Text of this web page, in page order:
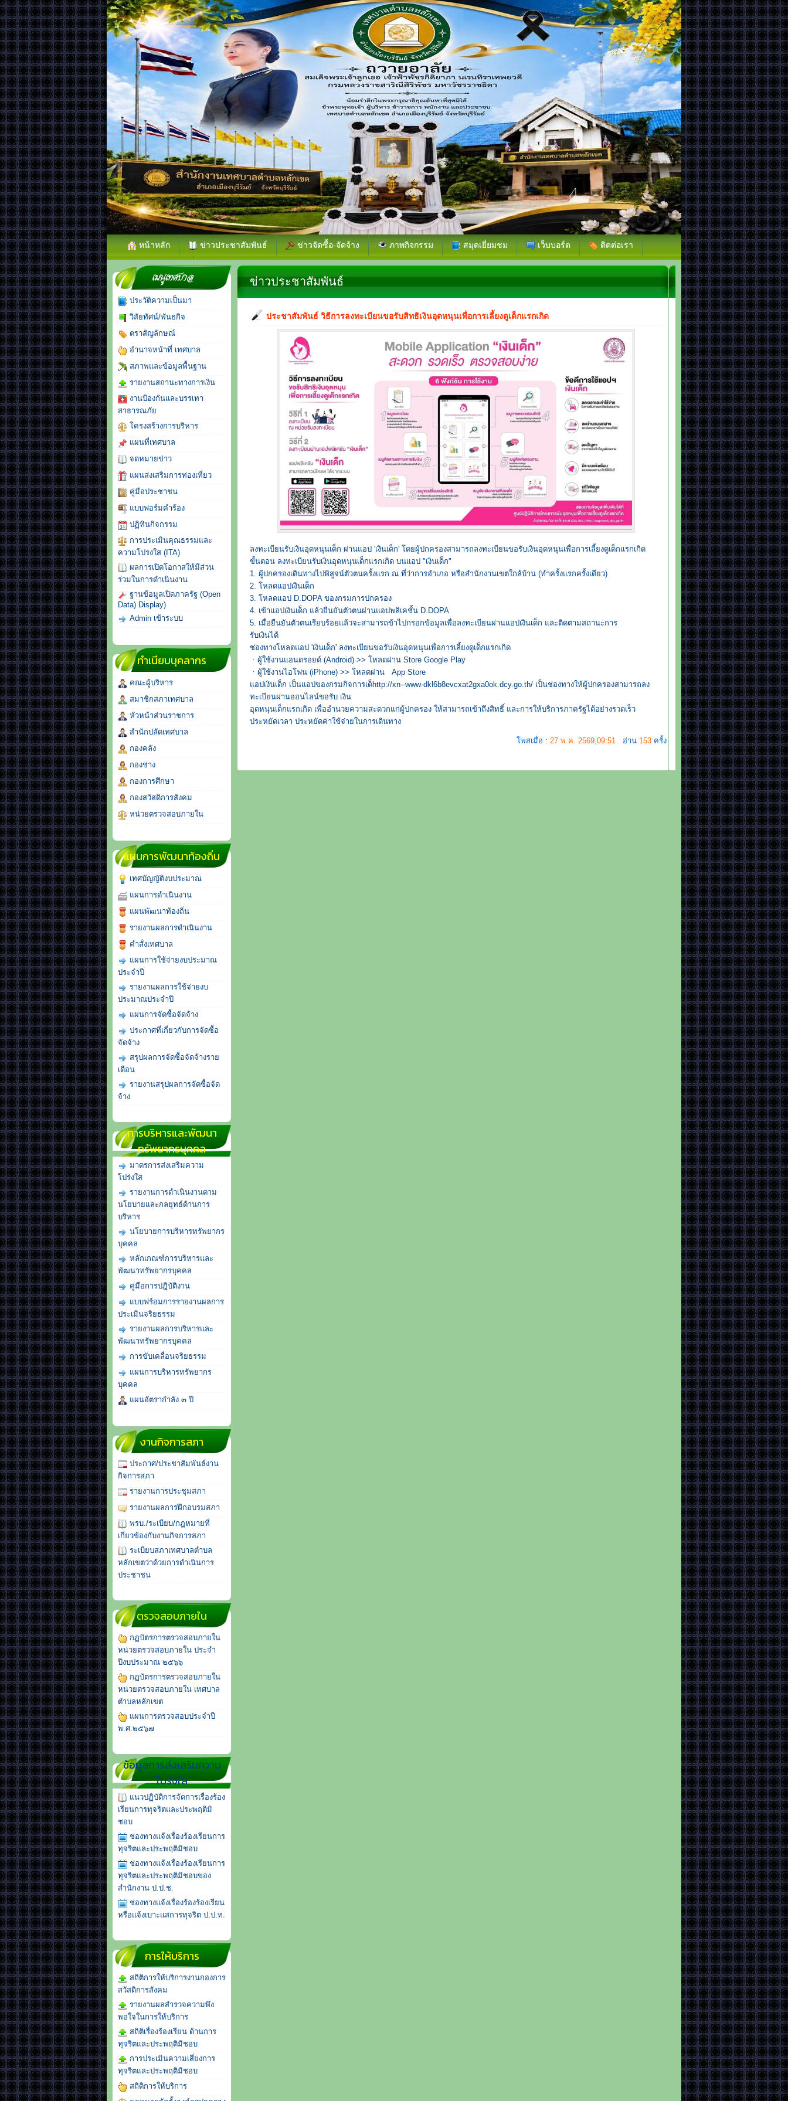
หน้าหลัก ข่าวประชาสัมพันธ์ ข่าวจัดซื้อ-จัดจ้าง ภาพกิจกรรม สมุดเยี่ยมชม เว็บบอร์ด ติดต่อเรา
จดหมายข่าว
ประวัติความเป็นมา
วิสัยทัศน์/พันธกิจ
ตราสัญลักษณ์
อำนาจหน้าที่ เทศบาล
สภาพและข้อมูลพื้นฐาน
รายงานสถานะทางการเงิน
งานป้องกันและบรรเทา
สาธารณภัย
โครงสร้างการบริหาร
แผนที่เทศบาล
จดหมายข่าว
แผนส่งเสริมการท่องเที่ยว
คู่มือประชาชน
แบบฟอร์มคำร้อง
ปฏิทินกิจกรรม
การประเมินคุณธรรมและ
ความโปรงใส (ITA)
ผลการเปิดโอกาสให้มีส่วน
ร่วมในการดำเนินงาน
ฐานข้อมูลเปิดภาครัฐ (Open
Data) Display)
Admin เข้าระบบ
ทำเนียบบุคลากร
คณะผู้บริหาร
สมาชิกสภาเทศบาล
หัวหน้าส่วนราชการ
สำนักปลัดเทศบาล
กองคลัง
กองช่าง
กองการศึกษา
กองสวัสดิการสังคม
หน่วยตรวจสอบภายใน
แผนการพัฒนาท้องถิ่น
เทศบัญญัติงบประมาณ
แผนการดำเนินงาน
แผนพัฒนาท้องถิ่น
รายงานผลการดำเนินงาน
คำสั่งเทศบาล
แผนการใช้จ่ายงบประมาณ
ประจำปี
รายงานผลการใช้จ่ายงบ
ประมาณประจำปี
แผนการจัดซื้อจัดจ้าง
ประกาศที่เกี่ยวกับการจัดซื้อ
จัดจ้าง
สรุปผลการจัดซื้อจัดจ้างราย
เดือน
รายงานสรุปผลการจัดซื้อจัด
จ้าง
การบริหารและพัฒนา
ทรัพยากรบุคคล
มาตรการส่งเสริมความ
โปร่งใส
รายงานการดำเนินงานตาม
นโยบายและกลยุทธ์ด้านการ
บริหาร
นโยบายการบริหารทรัพยากร
บุคคล
หลักเกณฑ์การบริหารและ
พัฒนาทรัพยากรบุคคล
คู่มือการปฎิบัติงาน
แบบฟร์อมการรายงานผลการ
ประเมินจริยธรรม
รายงานผลการบริหารและ
พัฒนาทรัพยากรบุคคล
การขับเคลื่อนจริยธรรม
แผนการบริหารทรัพยากร
บุคคล
แผนอัตรากำลัง ๓ ปี
งานกิจการสภา
ประกาศ/ประชาสัมพันธ์งาน
กิจการสภา
รายงานการประชุมสภา
รายงานผลการฝึกอบรมสภา
พรบ./ระเบียบ/กฎหมายที่
เกี่ยวข้องกับงานกิจการสภา
ระเบียบสภาเทศบาลตำบล
หลักเขตว่าด้วยการดำเนินการ
ประชาชน
ตรวจสอบภายใน
กฏบัตรการตรวจสอบภายใน
หน่วยตรวจสอบภายใน ประจำ
ปีงบประมาณ ๒๕๖๖
กฏบัตรการตรวจสอบภายใน
หน่วยตรวจสอบภายใน เทศบาล
ตำบลหลักเขต
แผนการตรวจสอบประจำปี
พ.ศ.๒๕๖๗
ข้อมูลการส่งเสริมความ
โปร่งใส
แนวปฏิบัติการจัดการเรื่องร้อง
เรียนการทุจริตและประพฤติมิ
ชอบ
ช่องทางแจ้งเรื่องร้องเรียนการ
ทุจริตและประพฤติมิชอบ
ช่องทางแจ้งเรื่องร้องเรียนการ
ทุจริตและประพฤติมิชอบของ
สำนักงาน ป.ป.ช.
ช่องทางแจ้งเรื่องร้องร้องเรียน
หรือแจ้งเบาะแสการทุจริต ป.ป.ท.
การให้บริการ
สถิติการให้บริการงานกองการ
สวัสดิการสังคม
รายงานผลสำรวจความพึง
พอใจในการให้บริการ
สถิติเรื่องร้องเรียน ด้านการ
ทุจริตและประพฤติมิชอบ
การประเมินความเสี่ยงการ
ทุจริตและประพฤติมิชอบ
สถิติการให้บริการ
ข่าวประชาสัมพันธ์
ประชาสัมพันธ์ วิธีการลงทะเบียนขอรับสิทธิเงินอุดหนุนเพื่อการเลี้ยงดูเด็กแรกเกิด
ลงทะเบียนรับเงินอุดหนุนเด็ก ผ่านแอป 'เงินเด็ก' โดยผู้ปกครองสามารถลงทะเบียนขอรับเงินอุดหนุนเพื่อการเลี้ยงดูเด็กแรกเกิด
ขั้นตอน ลงทะเบียนรับเงินอุดหนุนเด็กแรกเกิด บนแอป "เงินเด็ก"
1. ผู้ปกครองเดินทางไปพิสูจน์ตัวตนครั้งแรก ณ ที่ว่าการอำเภอ หรือสำนักงานเขตใกล้บ้าน (ทำครั้งแรกครั้งเดียว)
2. โหลดแอปเงินเด็ก
3. โหลดแอป D.DOPA ของกรมการปกครอง
4. เข้าแอปเงินเด็ก แล้วยืนยันตัวตนผ่านแอปพลิเคชั้น D.DOPA
5. เมื่อยืนยันตัวตนเรียบร้อยแล้วจะสามารถข้าไปกรอกข้อมูลเพื่อลงทะเบียนผ่านแอปเงินเด็ก และติดตามสถานะการ
รับเงินได้
ช่องทางโหลดแอป 'เงินเด็ก' ลงทะเบียนขอรับเงินอุดหนุนเพื่อการเลี้ยงดูเด็กแรกเกิด
ㆍผู้ใช้งานแอนดรอยด์ (Android) >> โหลดผ่าน Store Google Play
ㆍผู้ใช้งานไอโฟน (iPhone) >> โหลดผ่าน App Store
แอปเงินเด็ก เป็นแอปของกรมกิจการเด็http://xn--www-dkl6b8evcxat2gxa0ok.dcy.go.th/ เป็นช่องทางให้ผู้ปกครองสามารถลง
ทะเบียนผ่านออนไลน์ขอรับ เงิน
อุดหนุนเด็กแรกเกิด เพื่ออำนวยความสะดวกแก่ผู้ปกครอง ให้สามารถเข้าถึงสิทธิ์ และการให้บริการภาครัฐได้อย่างรวดเร็ว
ประหยัดเวลา ประหยัดค่าใช้จ่ายในการเดินทาง
โพสเมื่อ : 27 พ.ค. 2569,09:51 อ่าน 153 ครั้ง